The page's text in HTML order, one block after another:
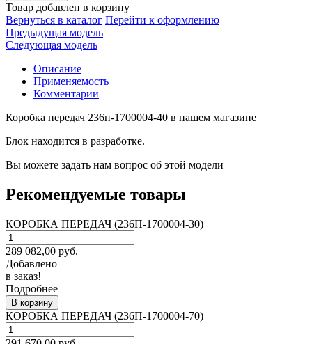
Товар добавлен в корзину
Вернуться в каталог Перейти к оформлению
Предыдущая модель
Следующая модель
Описание
Применяемость
Комментарии
Коробка передач 236п-1700004-40 в нашем магазине
Блок находится в разработке.
Вы можете задать нам вопрос об этой модели
Рекомендуемые товары
КОРОБКА ПЕРЕДАЧ (236П-1700004-30)
289 082,00 руб.
Добавлено
в заказ!
Подробнее
В корзину
КОРОБКА ПЕРЕДАЧ (236П-1700004-70)